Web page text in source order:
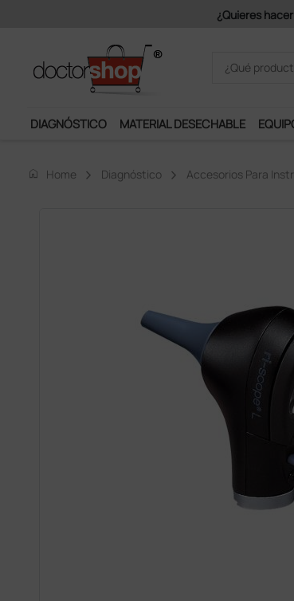
Únete al
DIAGNÓSTICO MATERIAL DESECHABLE
home Home Diagnóstico Accesorios Para